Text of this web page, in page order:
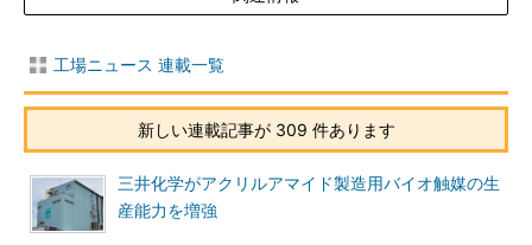
工場ニュース 連載一覧
新しい連載記事が 309 件あります
三井化学がアクリルアマイド製造用バイオ触媒の生
産能力を増強